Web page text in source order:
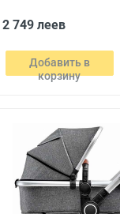
2 749 леев
Добавить в
корзину